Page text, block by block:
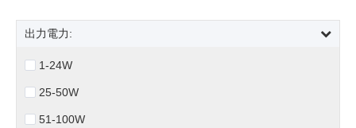
出力電力:
1-24W
25-50W
51-100W